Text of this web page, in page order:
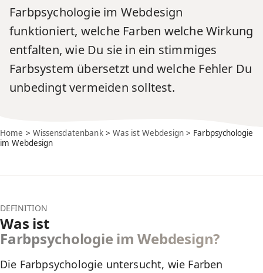
Farbpsychologie im Webdesign
funktioniert, welche Farben welche Wirkung
entfalten, wie Du sie in ein stimmiges
Farbsystem übersetzt und welche Fehler Du
unbedingt vermeiden solltest.
Home > Wissensdatenbank> Was ist Webdesign > Farbpsychologie
im Webdesign
DEFINITION
Was ist
Farbpsychologie im Webdesign?
Die Farbpsychologie untersucht, wie Farben